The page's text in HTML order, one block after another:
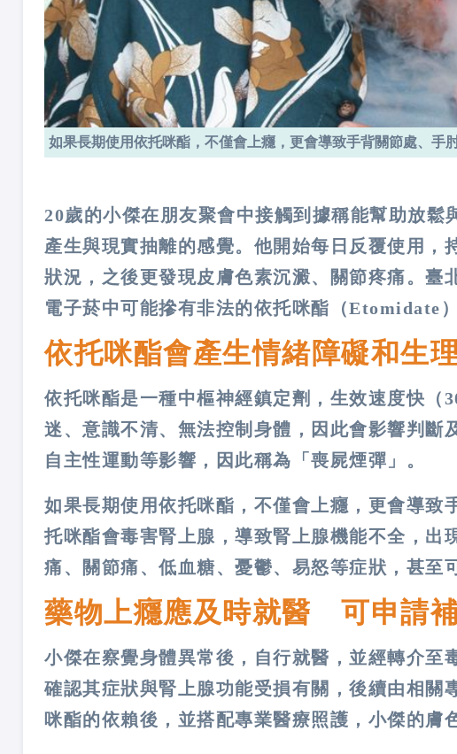
如果長期使用依托咪酯，不僅會上癮，更會導致手背關節處、手
20歲的小傑在朋友聚會中接觸到據稱能幫助放鬆
產生與現實抽離的感覺。他開始每日反覆使用，
狀況，之後更發現皮膚色素沉澱、關節疼痛。臺
電子菸中可能摻有非法的依托咪酯（Etomidate
依托咪酯會產生情緒障礙和生
依托咪酯是一種中樞神經鎮定劑，生效速度快（
迷、意識不清、無法控制身體，因此會影響判斷
自主性運動等影響，因此稱為「喪屍煙彈」。
如果長期使用依托咪酯，不僅會上癮，更會導致
托咪酯會毒害腎上腺，導致腎上腺機能不全，出
痛、關節痛、低血糖、憂鬱、易怒等症狀，甚至
藥物上癮應及時就醫 可申請
小傑在察覺身體異常後，自行就醫，並經轉介至
確認其症狀與腎上腺功能受損有關，後續由相
咪酯的依賴後，並搭配專業醫療照護，小傑的膚